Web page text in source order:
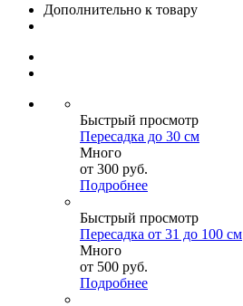
Дополнительно к товару
Быстрый просмотр
Пересадка до 30 см
Много
от 300 руб.
Подробнее
Быстрый просмотр
Пересадка от 31 до 100 см
Много
от 500 руб.
Подробнее